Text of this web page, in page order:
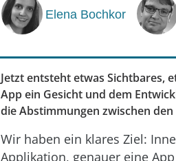
Elena Bochkor
Jetzt entsteht etwas Sichtbares,
App ein Gesicht und dem
die Abstimmungen zwischen
Wir haben ein klares Ziel:
Applikation, genauer eine